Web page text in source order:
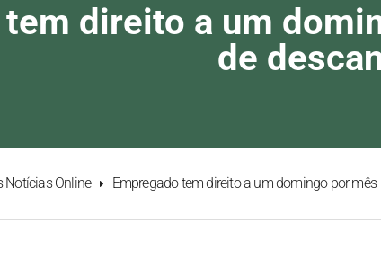
direito a um
de
Notícias Online Empregado tem direito a um domingo por